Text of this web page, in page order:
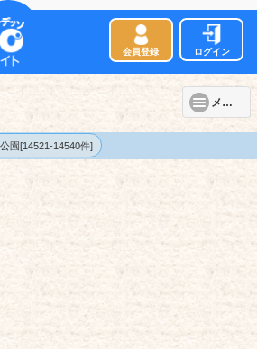
会員登録 ログイン
メニュー
公園[14521-14540件]